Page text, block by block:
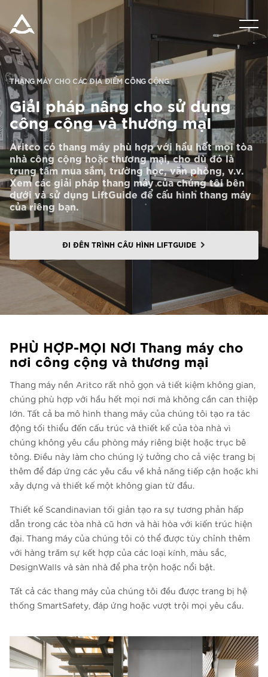
SẢN PHẨM
DỤNG CỤ & TÀI LIỆU
BLOG & TIN TỨC
GIỚI THIỆU VỀ ARITCO
CHUYÊN NGHIỆP
Đặt mua Digital HomeKit
Liên hệ với chúng tôi
Liên hệ với chúng tôi
FAQ
Liên hệ với chúng tôi
VI
THANG MÁY CHO CÁC ĐỊA ĐIỂM CÔNG CỘNG
GiảI pháp nâng cho sử dụng
công cộng và thương mạI
Aritco có thang máy phù hợp với hầu hết mọi tòa
nhà công cộng hoặc thương mại, cho dù đó là
trung tâm mua sắm, trường học, văn phòng, v.v.
Xem các giải pháp thang máy của chúng tôi bên
dưới và sử dụng LiftGuide để cấu hình thang máy
của riêng bạn.
ĐI ĐẾN TRÌNH CẤU HÌNH LIFTGUIDE
PHÙ HỢP-MỌI NƠI Thang máy cho
nơi công cộng và thương mại
Thang máy nền Aritco rất nhỏ gọn và tiết kiệm không gian,
chúng phù hợp với hầu hết mọi nơi mà không cần can thiệp
lớn. Tất cả ba mô hình thang máy của chúng tôi tạo ra tác
động tối thiểu đến cấu trúc và thiết kế của tòa nhà vì
chúng không yêu cầu phòng máy riêng biệt hoặc trục bê
tông. Điều này làm cho chúng lý tưởng cho cả việc trang bị
thêm để đáp ứng các yêu cầu về khả năng tiếp cận hoặc khi
xây dựng và thiết kế một không gian từ đầu.
Thiết kế Scandinavian tối giản tạo ra sự tương phản hấp
dẫn trong các tòa nhà cũ hơn và hài hòa với kiến trúc hiện
đại. Thang máy của chúng tôi có thể được tùy chỉnh thêm
với hàng trăm sự kết hợp của các loại kính, màu sắc,
DesignWalls và sàn nhà để pha trộn hoặc nổi bật.
Tất cả các thang máy của chúng tôi đều được trang bị hệ
thống SmartSafety, đáp ứng hoặc vượt trội mọi yêu cầu.